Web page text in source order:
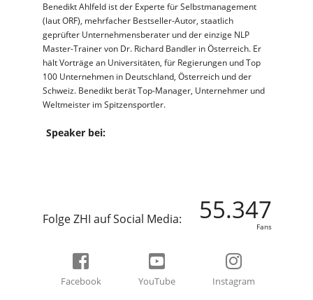
Benedikt Ahlfeld ist der Experte für Selbstmanagement
(laut ORF), mehrfacher Bestseller-Autor, staatlich
geprüfter Unternehmensberater und der einzige NLP
Master-Trainer von Dr. Richard Bandler in Österreich. Er
hält Vorträge an Universitäten, für Regierungen und Top
100 Unternehmen in Deutschland, Österreich und der
Schweiz. Benedikt berät Top-Manager, Unternehmer und
Weltmeister im Spitzensportler.
Speaker bei:
Folge ZHI auf Social Media: 55.347
Fans
Facebook YouTube Instagram